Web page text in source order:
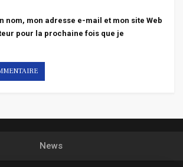
nom, mon adresse e-mail et mon site Web
pour la prochaine fois que je
News